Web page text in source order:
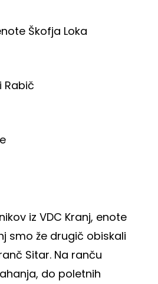
Škofja Loka
Rabič
iz VDC Kranj, enote
smo že drugič obiskali
Sitar. Na ranču
do poletnih